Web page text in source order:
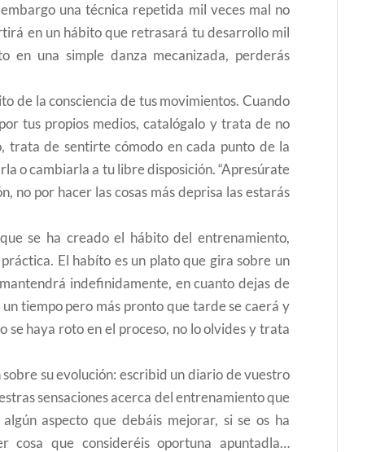
una técnica repetida mil veces mal no
en un hábito que retrasará tu desarrollo mil
en una simple danza mecanizada, perderás
de la consciencia de tus movimientos. Cuando
tus propios medios, catalógalo y trata de no
trata de sentirte cómodo en cada punto de la
o cambiarla a tu libre disposición. “Apresúrate
no por hacer las cosas más deprisa las estarás
se ha creado el hábito del entrenamiento,
El habíto es un plato que gira sobre un
indefinidamente, en cuanto dejas de
tiempo pero más pronto que tarde se caerá y
haya roto en el proceso, no lo olvides y trata
su evolución: escribid un diario de vuestro
sensaciones acerca del entrenamiento que
aspecto que debáis mejorar, si se os ha
cosa que consideréis oportuna apuntadla…